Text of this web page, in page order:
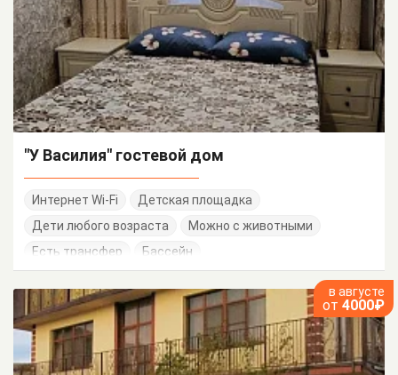
"У Василия" гостевой дом
Интернет Wi-Fi
Детская площадка
Дети любого возраста
Можно с животными
Есть трансфер
Бассейн
в августе
от 4000₽